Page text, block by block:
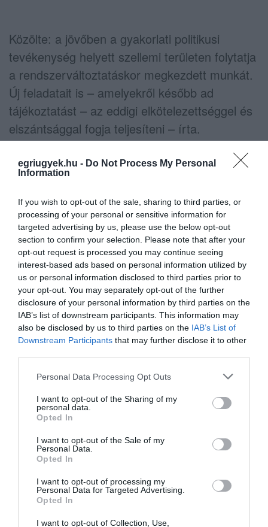
egriugyek.hu - Do Not Process My Personal
Information
If you wish to opt-out of the sale, sharing to third parties, or
processing of your personal or sensitive information for
targeted advertising by us, please use the below opt-out
section to confirm your selection. Please note that after your
opt-out request is processed you may continue seeing
interest-based ads based on personal information utilized by
us or personal information disclosed to third parties prior to
your opt-out. You may separately opt-out of the further
disclosure of your personal information by third parties on the
IAB’s list of downstream participants. This information may
also be disclosed by us to third parties on the IAB’s List of
Downstream Participants that may further disclose it to other
Please note that this website/app uses one or more Google
not limited to your visit or usage behaviour. You may click to
grant or deny consent to Google and its third-party tags to
use your data for below specified purposes in below Google
consent section.
Personal Data Processing Opt Outs
I want to opt-out of the Sharing of my
personal data.
Opted In
I want to opt-out of the Sale of my
Personal Data.
Opted In
I want to opt-out of processing my
Personal Data for Targeted Advertising.
Opted In
I want to opt-out of Collection, Use,
Közölte: a jövőben a gyakorlati politikusi
tevékenység helyett szellemi területen folytatja
a rendszerváltoztatáskor megkezdett munkát.
Új feladatait is – amelyekről később ad
tájékoztatást – az eddigi elkötelezettséggel és
elszántsággal fogja teljesíteni – írta.
A KORMÁNY LEMONDANA 16 MILLIÁRD EURÓRÓL, CSAK
HOGY NE VONATKOZZANAK RÁNK SZIGORÚ
JOGÁLLAMISÁGI FELTÉTELEK
Megvétózza az EU-költségvetést a magyar
kabinet, és a koronavírus-járvánnyal
kapcsolatos helyreállítási alaphoz
szükséges rendeletet sem fogja
megszavazni. A Portfolio információi szerint
ma délután politikai vétót emel a magyar
kormány Brüsszelben a 2021-2027-es uniós
költségvetés és a helyreállítási alappal
kapcsolatos ügyben.
bennünket az EGRI ÜGYEK Google Hírek oldalán!
VISSZA A FŐOLDALRA